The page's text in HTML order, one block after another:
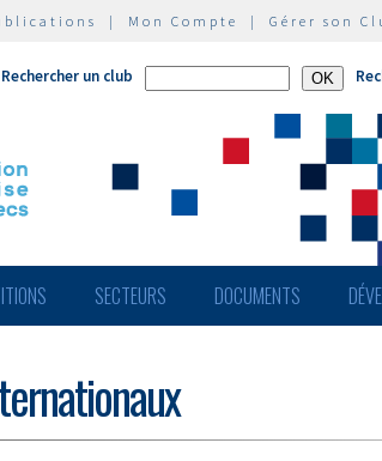
| Mon Compte | Gérer son
Rechercher un club
SECTEURS DOCUMENTS